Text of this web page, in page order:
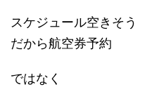
スケジュール空きそう
だから航空券予約
ではなく